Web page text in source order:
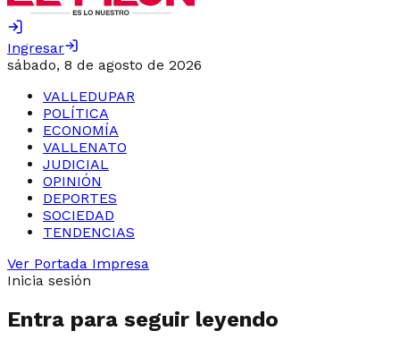
Ingresar
sábado, 8 de agosto de 2026
VALLEDUPAR
POLÍTICA
ECONOMÍA
VALLENATO
JUDICIAL
OPINIÓN
DEPORTES
SOCIEDAD
TENDENCIAS
Ver Portada Impresa
Inicia sesión
Entra para seguir leyendo